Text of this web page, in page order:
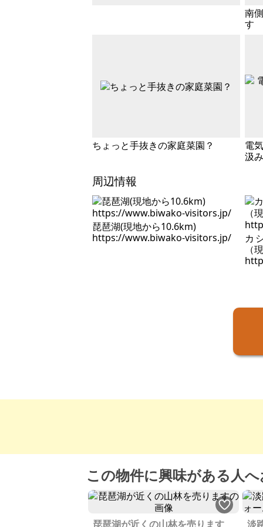
南
す
ちょっと手抜きの家庭菜園？
電
汲
周辺情報
琵琶湖(現地から10.6km)
https://www.biwako-visitors.jp/
カ
（
この物件に興味がある人
琵琶湖が近くの山林を売ります 淡